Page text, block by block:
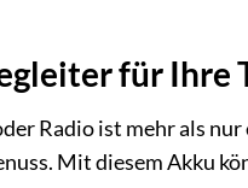
für
Radio ist mehr als
Mit diesem Akku